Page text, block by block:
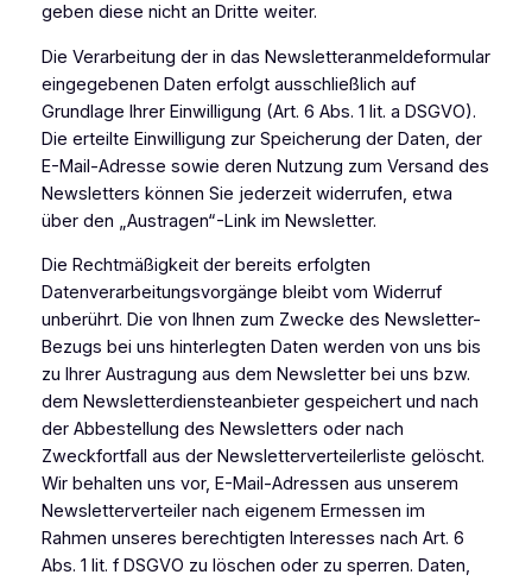
geben diese nicht an Dritte weiter.
Die Verarbeitung der in das Newsletteranmeldeformular
eingegebenen Daten erfolgt ausschließlich auf
Grundlage Ihrer Einwilligung (Art. 6 Abs. 1 lit. a DSGVO).
Die erteilte Einwilligung zur Speicherung der Daten, der
E-Mail-Adresse sowie deren Nutzung zum Versand des
Newsletters können Sie jederzeit widerrufen, etwa
über den „Austragen“-Link im Newsletter.
Die Rechtmäßigkeit der bereits erfolgten
Datenverarbeitungsvorgänge bleibt vom Widerruf
unberührt. Die von Ihnen zum Zwecke des Newsletter-
Bezugs bei uns hinterlegten Daten werden von uns bis
zu Ihrer Austragung aus dem Newsletter bei uns bzw.
dem Newsletterdiensteanbieter gespeichert und nach
der Abbestellung des Newsletters oder nach
Zweckfortfall aus der Newsletterverteilerliste gelöscht.
Wir behalten uns vor, E-Mail-Adressen aus unserem
Newsletterverteiler nach eigenem Ermessen im
Rahmen unseres berechtigten Interesses nach Art. 6
Abs. 1 lit. f DSGVO zu löschen oder zu sperren. Daten,